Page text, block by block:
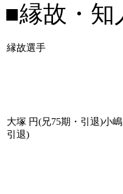
■縁故・知
縁故選手
大塚 円(兄75期・引退)小
引退)